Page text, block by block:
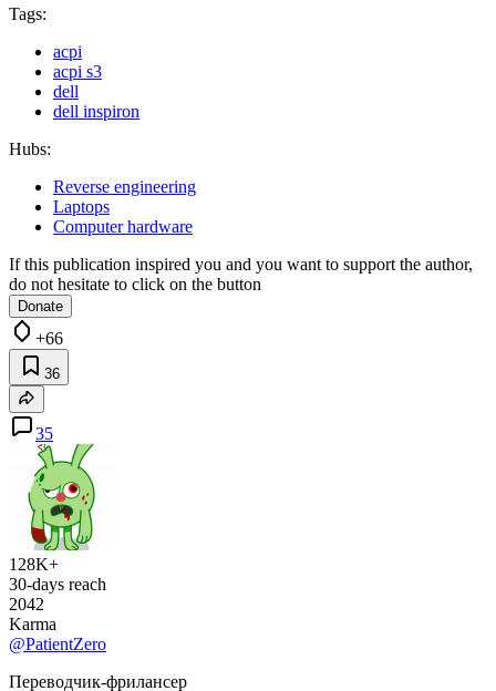
Tags:
acpi
acpi s3
dell
dell inspiron
Hubs:
Reverse engineering
Laptops
Computer hardware
If this publication inspired you and you want to support the author,
do not hesitate to click on the button
Donate
+66
36
35
128K+
30-days reach
2042
Karma
@PatientZero
Переводчик-фрилансер